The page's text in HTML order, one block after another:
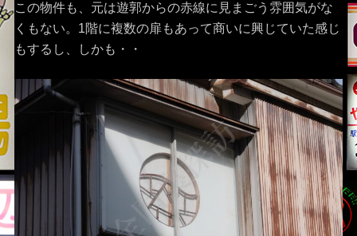
この物件も、元は遊郭からの赤線に見まごう雰囲気がな
くもない。1階に複数の扉もあって商いに興じていた感じ
もするし、しかも・・